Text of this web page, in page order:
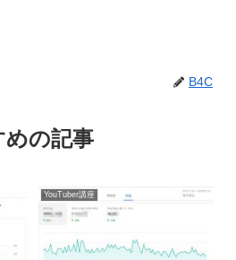
B4C
の記事
YouTuber講座